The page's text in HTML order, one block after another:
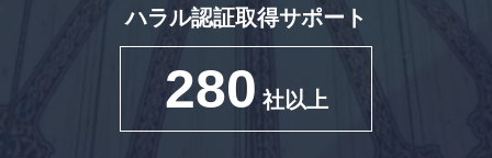
ハラル認証取得サポート
280 社以上